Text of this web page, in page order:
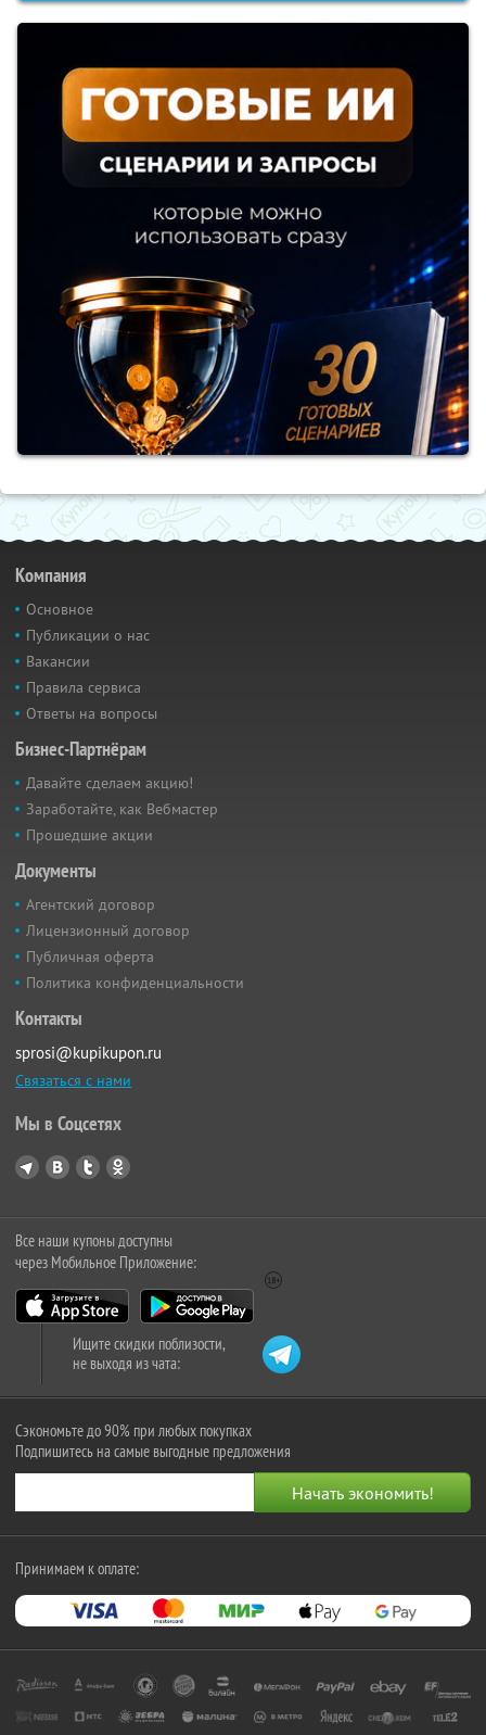
Компания
Основное
Публикации о нас
Вакансии
Правила сервиса
Ответы на вопросы
Бизнес-Партнёрам
Давайте сделаем акцию!
Заработайте, как Вебмастер
Прошедшие акции
Документы
Агентский договор
Лицензионный договор
Публичная оферта
Политика конфиденциальности
Контакты
sprosi@kupikupon.ru
Связаться с нами
Мы в Соцсетях
Все наши купоны доступны
через Мобильное Приложение:
Ищите скидки поблизости,
не выходя из чата:
Сэкономьте до 90% при любых покупках
Подпишитесь на самые выгодные предложения
Принимаем к оплате: